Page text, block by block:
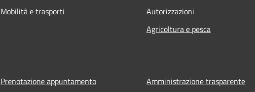
Mobilità e trasporti
Autorizzazioni
Agricoltura e pesca
Prenotazione appuntamento
Amministrazione trasparente